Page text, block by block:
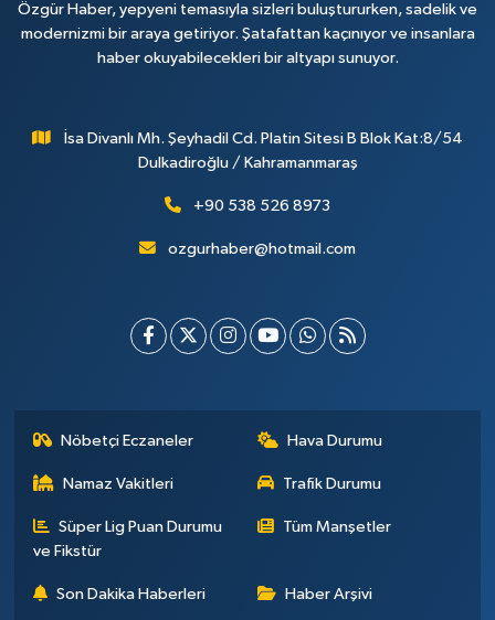
Özgür Haber, yepyeni temasıyla sizleri buluştururken, sadelik ve
modernizmi bir araya getiriyor. Şatafattan kaçınıyor ve insanlara
haber okuyabilecekleri bir altyapı sunuyor.
İsa Divanlı Mh. Şeyhadil Cd. Platin Sitesi B Blok Kat:8/54
Dulkadiroğlu / Kahramanmaraş
+90 538 526 8973
ozgurhaber@hotmail.com
Nöbetçi Eczaneler Hava Durumu
Namaz Vakitleri Trafik Durumu
Süper Lig Puan Durumu
ve Fikstür
Tüm Manşetler
Son Dakika Haberleri Haber Arşivi